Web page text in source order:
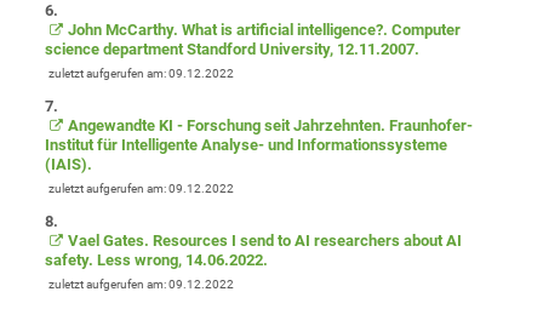
6.
John McCarthy. What is artificial intelligence?. Computer
science department Standford University, 12.11.2007.
zuletzt aufgerufen am: 09.12.2022
7.
Angewandte KI - Forschung seit Jahrzehnten. Fraunhofer-
Institut für Intelligente Analyse- und Informationssysteme
(IAIS).
zuletzt aufgerufen am: 09.12.2022
8.
Vael Gates. Resources I send to AI researchers about AI
safety. Less wrong, 14.06.2022.
zuletzt aufgerufen am: 09.12.2022